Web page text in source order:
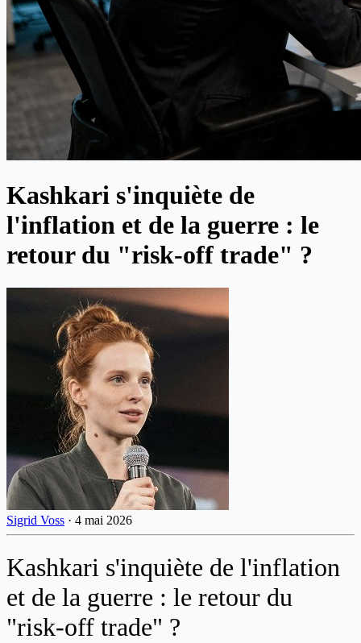
Kashkari s'inquiète de
l'inflation et de la guerre : le
retour du "risk-off trade" ?
Sigrid Voss · 4 mai 2026
Kashkari s'inquiète de l'inflation
et de la guerre : le retour du
"risk-off trade" ?